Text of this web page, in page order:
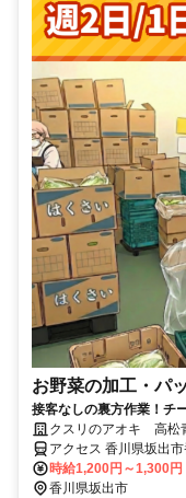
お野菜の加工・パ
接客なしの裏方作業！チ
も安心して始められます
クスリのアオキ 高松
アクセス 香川県坂出
時給1,200円～1,300円
香川県坂出市